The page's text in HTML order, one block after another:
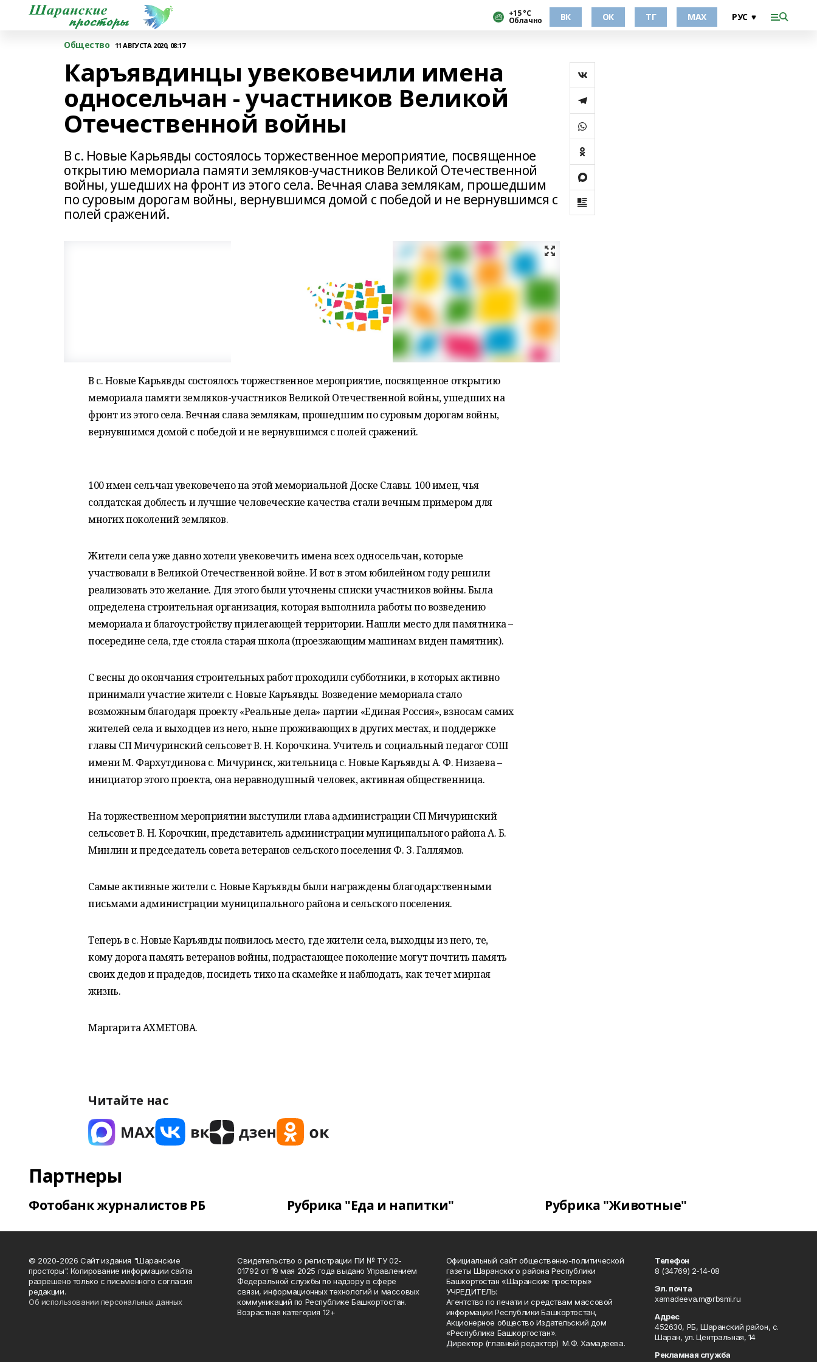
+15 °С
Облачно ВК ОК ТГ МАХ
Общество 11 АВГУСТА 2020, 08:17
Каръявдинцы увековечили имена
односельчан - участников Великой
Отечественной войны
В с. Новые Карьявды состоялось торжественное мероприятие, посвященное
открытию мемориала памяти земляков-участников Великой Отечественной
войны, ушедших на фронт из этого села. Вечная слава землякам, прошедшим
по суровым дорогам войны, вернувшимся домой с победой и не вернувшимся с
полей сражений.
В с. Новые Карьявды состоялось торжественное мероприятие, посвященное открытию
мемориала памяти земляков-участников Великой Отечественной войны, ушедших на
фронт из этого села. Вечная слава землякам, прошедшим по суровым дорогам войны,
вернувшимся домой с победой и не вернувшимся с полей сражений.
100 имен сельчан увековечено на этой мемориальной Доске Славы. 100 имен, чья
солдатская доблесть и лучшие человеческие качества стали вечным примером для
многих поколений земляков.
Жители села уже давно хотели увековечить имена всех односельчан, которые
участвовали в Великой Отечественной войне. И вот в этом юбилейном году решили
реализовать это желание. Для этого были уточнены списки участников войны. Была
определена строительная организация, которая выполнила работы по возведению
мемориала и благоустройству прилегающей территории. Нашли место для памятника –
посередине села, где стояла старая школа (проезжающим машинам виден памятник).
С весны до окончания строительных работ проходили субботники, в которых активно
принимали участие жители с. Новые Каръявды. Возведение мемориала стало
возможным благодаря проекту «Реальные дела» партии «Единая Россия», взносам самих
жителей села и выходцев из него, ныне проживающих в других местах, и поддержке
главы СП Мичуринский сельсовет В. Н. Корочкина. Учитель и социальный педагог СОШ
имени М. Фархутдинова с. Мичуринск, жительница с. Новые Каръявды А. Ф. Низаева –
инициатор этого проекта, она неравнодушный человек, активная общественница.
На торжественном мероприятии выступили глава администрации СП Мичуринский
сельсовет В. Н. Корочкин, представитель администрации муниципального района А. Б.
Минлин и председатель совета ветеранов сельского поселения Ф. З. Галлямов.
Самые активные жители с. Новые Каръявды были награждены благодарственными
письмами администрации муниципального района и сельского поселения.
Теперь в с. Новые Каръявды появилось место, где жители села, выходцы из него, те,
кому дорога память ветеранов войны, подрастающее поколение могут почтить память
своих дедов и прадедов, посидеть тихо на скамейке и наблюдать, как течет мирная
жизнь.
Маргарита АХМЕТОВА.
Читайте нас
Партнеры
Фотобанк журналистов РБ Рубрика "Еда и напитки" Рубрика "Животные"
© 2020-2026 Сайт издания "Шаранские
просторы". Копирование информации сайта
разрешено только с письменного согласия
редакции.
Об использовании персональных данных
Свидетельство о регистрации ПИ № ТУ 02-
01792 от 19 мая 2025 года выдано Управлением
Федеральной службы по надзору в сфере
связи, информационных технологий и массовых
коммуникаций по Республике Башкортостан.
Возрастная категория 12+
Официальный сайт общественно-политической
газеты Шаранского района Республики
Башкортостан «Шаранские просторы»
УЧРЕДИТЕЛЬ:
Агентство по печати и средствам массовой
информации Республики Башкортостан,
Акционерное общество Издательский дом
«Республика Башкортостан».
Директор (главный редактор) М.Ф. Хамадеева.
Телефон
8 (34769) 2-14-08
Эл. почта
xamadeeva.m@rbsmi.ru
Адрес
452630, РБ, Шаранский район, с.
Шаран, ул. Центральная, 14
Рекламная служба